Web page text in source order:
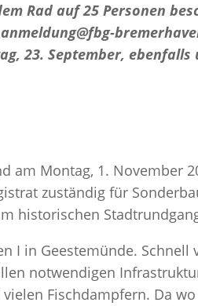
Rad auf 25 Personen
23. September,
am Montag, 1. November
zuständig für
historischen
I in Geestemünde.
notwendigen
Fischdampfern. Da